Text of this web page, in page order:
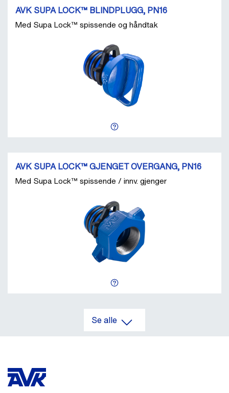
AVK SUPA LOCK™ BLINDPLUGG, PN16
Med Supa Lock™ spissende og håndtak
AVK SUPA LOCK™ GJENGET OVERGANG, PN16
Med Supa Lock™ spissende / innv. gjenger
Se alle